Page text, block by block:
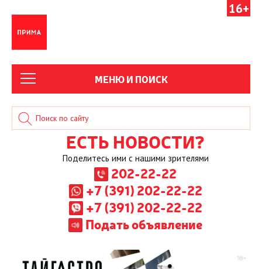
16+
МЕНЮ И ПОИСК
ЕСТЬ НОВОСТИ?
Поделитесь ими с нашими зрителями
202-22-22
+7 (391) 202-22-22
+7 (391) 202-22-22
Подать объявление